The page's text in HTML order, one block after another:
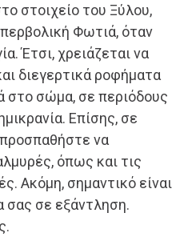
στοιχείο του Ξύλου,
Φωτιά, όταν
Έτσι, χρειάζεται να
διεγερτικά ροφήματα
στο σώμα, σε περιόδους
Επίσης, σε
να
όπως και τις
Ακόμη, σημαντικό είναι
σε εξάντληση.